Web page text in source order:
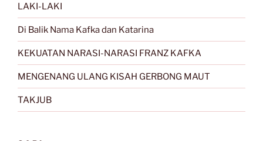
LAKI-LAKI
Di Balik Nama Kafka dan Katarina
KEKUATAN NARASI-NARASI FRANZ KAFKA
MENGENANG ULANG KISAH GERBONG MAUT
TAKJUB